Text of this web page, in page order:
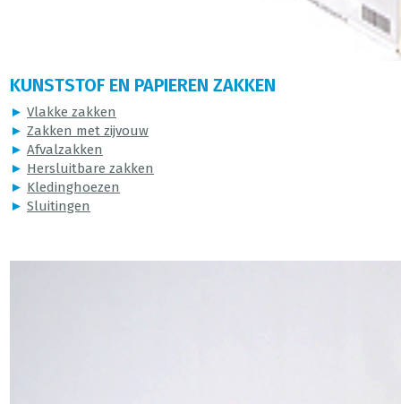
KUNSTSTOF EN PAPIEREN ZAKKEN
► Vlakke zakken
► Zakken met zijvouw
► Afvalzakken
► Hersluitbare zakken
► Kledinghoezen
► Sluitingen